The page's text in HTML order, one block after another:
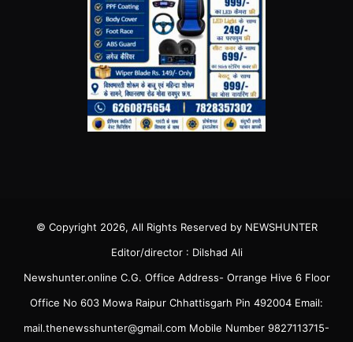
© Copyright 2026, All Rights Reserved by NEWSHUNTER
Editor/director : Dilshad Ali
Newshunter.online C.G. Office Address- Orrange Hive 6 Floor
Office No 603 Mowa Raipur Chhattisgarh Pin 492004 Email:
mail.thenewsshunter@gmail.com Mobile Number 9827113715-